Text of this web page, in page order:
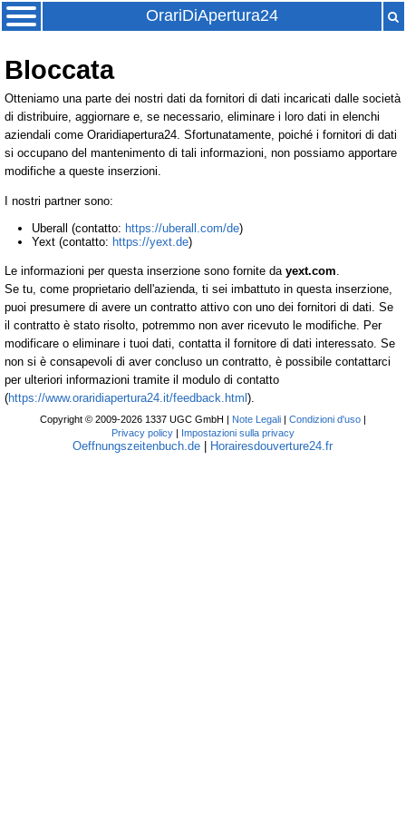
OrariDiApertura24
Bloccata
Otteniamo una parte dei nostri dati da fornitori di dati incaricati dalle società
di distribuire, aggiornare e, se necessario, eliminare i loro dati in elenchi
aziendali come Oraridiapertura24. Sfortunatamente, poiché i fornitori di dati
si occupano del mantenimento di tali informazioni, non possiamo apportare
modifiche a queste inserzioni.
I nostri partner sono:
Uberall (contatto: https://uberall.com/de)
Yext (contatto: https://yext.de)
Le informazioni per questa inserzione sono fornite da yext.com.
Se tu, come proprietario dell'azienda, ti sei imbattuto in questa inserzione,
puoi presumere di avere un contratto attivo con uno dei fornitori di dati. Se
il contratto è stato risolto, potremmo non aver ricevuto le modifiche. Per
modificare o eliminare i tuoi dati, contatta il fornitore di dati interessato. Se
non si è consapevoli di aver concluso un contratto, è possibile contattarci
per ulteriori informazioni tramite il modulo di contatto
(https://www.oraridiapertura24.it/feedback.html ).
Copyright © 2009-2026 1337 UGC GmbH | Note Legali| Condizioni d'uso|
Privacy policy| Impostazioni sulla privacy
Oeffnungszeitenbuch.de Horairesdouverture24.fr